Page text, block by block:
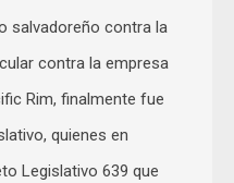
salvadoreño contra la
contra la empresa
Rim, finalmente fue
quienes en
Legislativo 639 que